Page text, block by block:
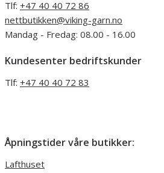
Tlf: +47 40 40 72 86
nettbutikken@viking-garn.no
Mandag - Fredag: 08.00 - 16.00
Kundesenter bedriftskunder
Tlf: +47 40 40 72 83
Åpningstider våre butikker:
Lafthuset